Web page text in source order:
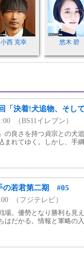
小西 克幸 悠木 碧
「決着!犬追物、そし
（BS11イレブン）
の良さを持つ貞宗との犬
まれてゆく。しかし、手
の若君第二期 #05
（フジテレビ）
場。優勢となり勝利も見
はだかる。情報と軍略の